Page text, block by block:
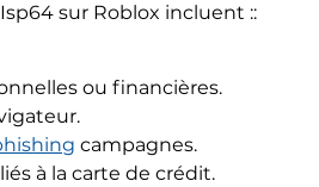
sur Roblox incluent ::
ou financières.
campagnes.
à la carte de crédit.